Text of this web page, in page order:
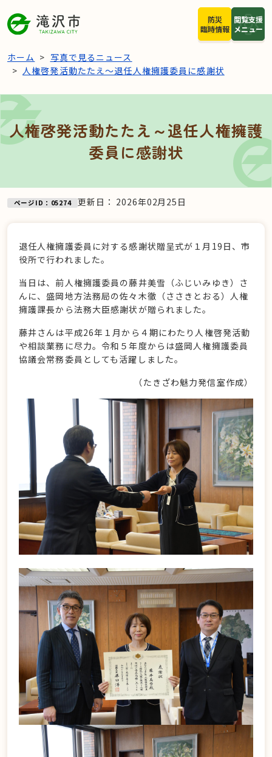
閲覧支援
メニュー
防災
臨時情報
ホーム
写真で見るニュース
人権啓発活動たたえ～退任人権擁護委員に感謝状
人権啓発活動たたえ～退任人権擁護
委員に感謝状
ページID：05274 更新日： 2026年02月25日
退任人権擁護委員に対する感謝状贈呈式が１月19日、市
役所で行われました。
当日は、前人権擁護委員の藤井美雪（ふじいみゆき）さ
んに、盛岡地方法務局の佐々木徹（ささきとおる）人権
擁護課長から法務大臣感謝状が贈られました。
藤井さんは平成26年１月から４期にわたり人権啓発活動
や相談業務に尽力。令和５年度からは盛岡人権擁護委員
協議会常務委員としても活躍しました。
（たきざわ魅力発信室作成）